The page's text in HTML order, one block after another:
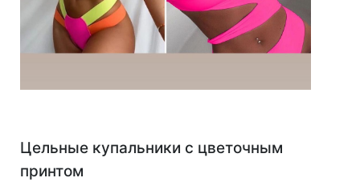
Цельные купальники с цветочным
принтом